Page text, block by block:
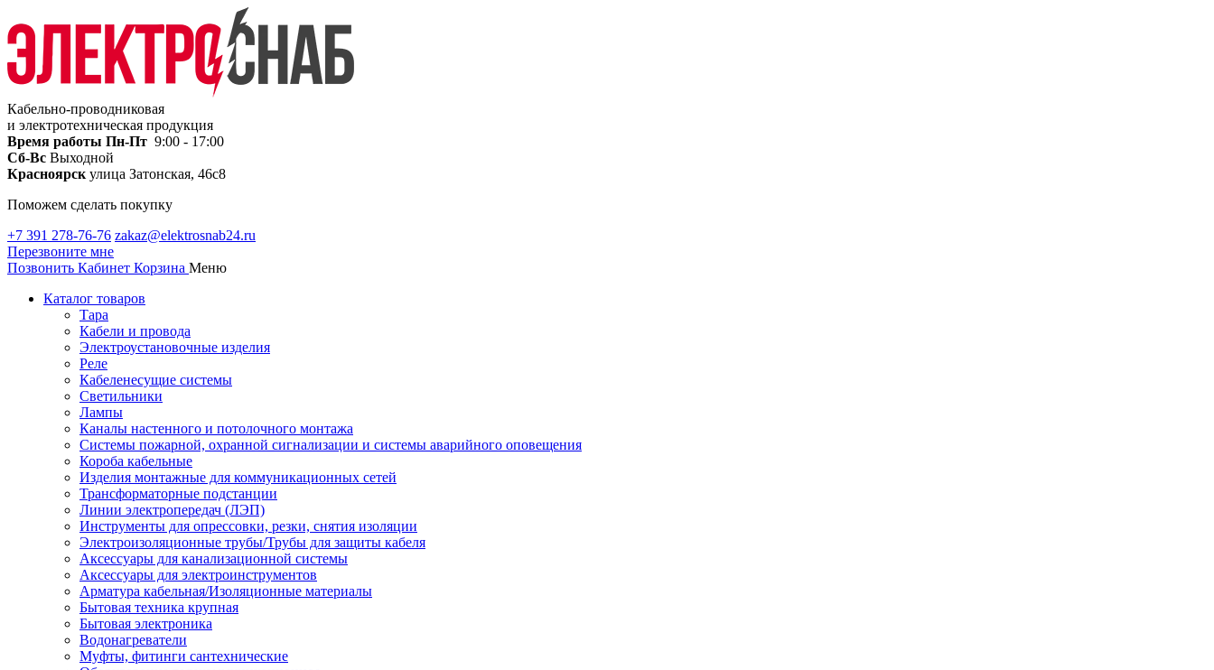
Кабельно-проводниковая
и электротехническая продукция
Время работы Пн-Пт 9:00 - 17:00
Сб-Вс Выходной
Красноярск улица Затонская, 46с8
Поможем сделать покупку
+7 391 278-76-76 zakaz@elektrosnab24.ru
Перезвоните мне
Позвонить Кабинет Корзина Меню
Каталог товаров
Тара
Кабели и провода
Электроустановочные изделия
Реле
Кабеленесущие системы
Светильники
Лампы
Каналы настенного и потолочного монтажа
Системы пожарной, охранной сигнализации и системы аварийного оповещения
Короба кабельные
Изделия монтажные для коммуникационных сетей
Трансформаторные подстанции
Линии электропередач (ЛЭП)
Инструменты для опрессовки, резки, снятия изоляции
Электроизоляционные трубы/Трубы для защиты кабеля
Аксессуары для канализационной системы
Аксессуары для электроинструментов
Арматура кабельная/Изоляционные материалы
Бытовая техника крупная
Бытовая электроника
Водонагреватели
Муфты, фитинги сантехнические